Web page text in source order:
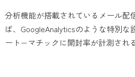
分析機能が搭載されているメール配
ば、GoogleAnalyticsのような特別な
ート−マチックに開封率が計測され